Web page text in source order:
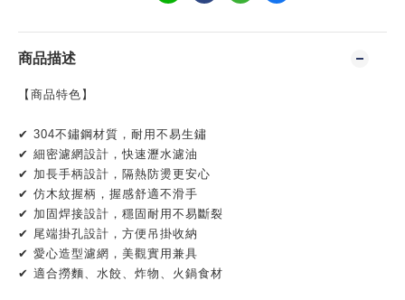
商品描述
【商品特色】
✔ 304不鏽鋼材質，耐用不易生鏽
✔ 細密濾網設計，快速瀝水濾油
✔ 加長手柄設計，隔熱防燙更安心
✔ 仿木紋握柄，握感舒適不滑手
✔ 加固焊接設計，穩固耐用不易斷裂
✔ 尾端掛孔設計，方便吊掛收納
✔ 愛心造型濾網，美觀實用兼具
✔ 適合撈麵、水餃、炸物、火鍋食材